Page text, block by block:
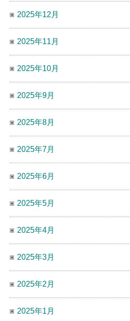
2025年12月
2025年11月
2025年10月
2025年9月
2025年8月
2025年7月
2025年6月
2025年5月
2025年4月
2025年3月
2025年2月
2025年1月